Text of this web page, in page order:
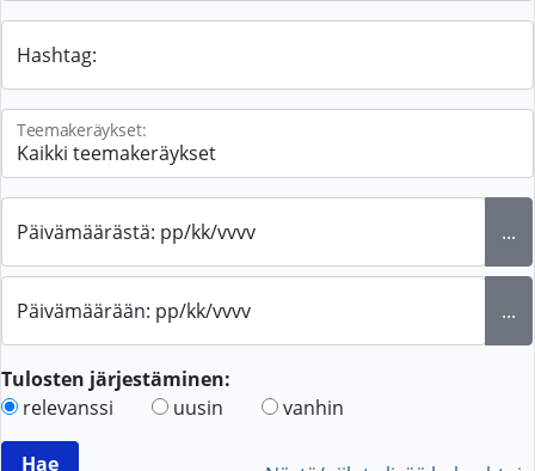
Hashtag:
Teemakeräykset:
Päivämäärästä: pp/kk/vvvv ...
Päivämäärään: pp/kk/vvvv ...
Tulosten järjestäminen:
relevanssi
uusin vanhin